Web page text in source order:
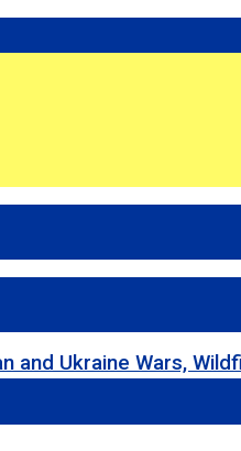
and Ukraine Wars,